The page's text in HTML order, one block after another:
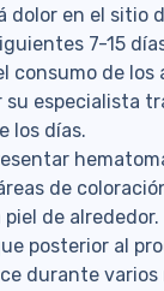
dolor en el sitio
7-15
consumo de los
su especialista
los días.
de
de alrededor.
posterior al
durante varios